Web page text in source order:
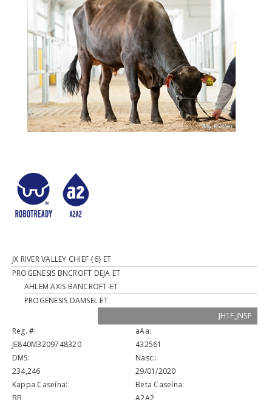
JX RIVER VALLEY CHIEF {6} ET
PROGENESIS BNCROFT DEJA ET
AHLEM AXIS BANCROFT-ET
PROGENESIS DAMSEL ET
JH1F,JNSF
Reg. #:
JE840M3209748320
aAa:
432561
DMS:
234,246
Nasc.:
29/01/2020
Kappa Caseína:
BB
Beta Caseína:
A2A2